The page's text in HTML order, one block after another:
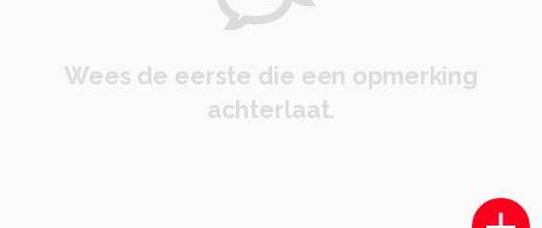
Wees de eerste die een opmerking
achterlaat.